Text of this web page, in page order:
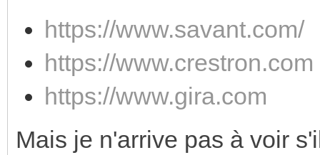
https://www.savant.com/
https://www.crestron.com
https://www.gira.com
Mais je n'arrive pas à voir